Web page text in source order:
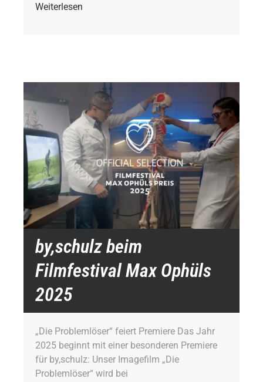
Weiterlesen
by,schulz beim
Filmfestival Max Ophüls
2025
„Die Problemlöser“ feiert Premiere Das Jahr
2025 beginnt mit einer besonderen Premiere
für by,schulz: Unser Imagefilm „Die
Problemlöser“ wird bei